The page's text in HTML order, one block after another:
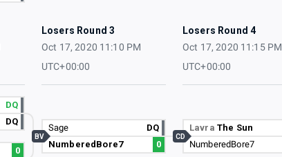
Losers Round 3
Oct 17, 2020 11:10 PM
UTC+00:00
Losers Round 4
Oct 17, 2020 11:15 PM
UTC+00:00
DQ
DQ
0
Sage
DQ
NumberedBore7
0
BV
Lavra The Sun
NumberedBore7
CD